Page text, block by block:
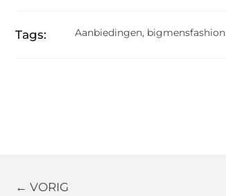
Tags: Aanbiedingen, bigmensfashion
← VORIG